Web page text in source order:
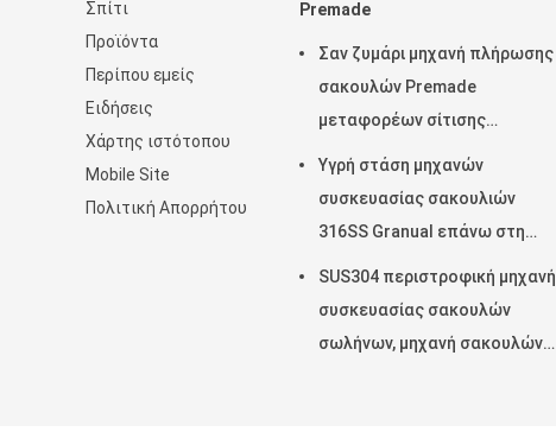
Σπίτι
Προϊόντα
Περίπου εμείς
Ειδήσεις
Χάρτης ιστότοπου
Mobile Site
Πολιτική Απορρήτου
Premade
Σαν ζυμάρι μηχανή πλήρωσης
σακουλών Premade
μεταφορέων σίτισης
προϊόντων περιστροφική
σφράγιση 45ppm
Υγρή στάση μηχανών
συσκευασίας σακουλιών
316SS Granual επάνω στη
SUS304 περιστροφική μηχανή
συσκευασίας σακουλών
σωλήνων, μηχανή σακουλών